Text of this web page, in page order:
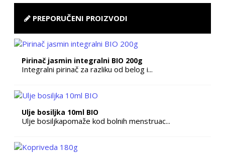
PREPORUČENI PROIZVODI
Pirinač jasmin integralni BIO 200g
Integralni pirinač za razliku od belog i...
Ulje bosiljka 10ml BIO
Ulje bosiljkapomaže kod bolnih menstruac...